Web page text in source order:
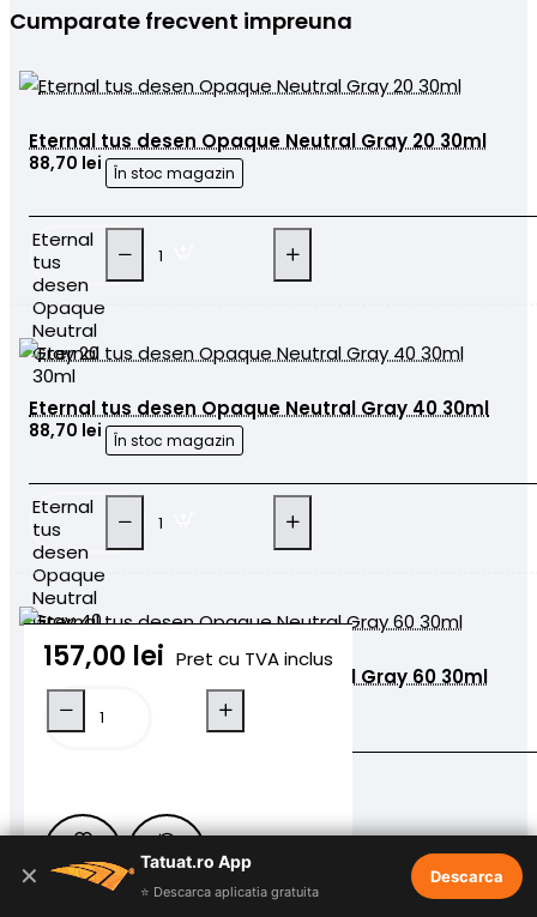
157,00 lei Pret cu TVA inclus
Cumparate frecvent impreuna
Eternal tus desen Opaque Neutral Gray 20 30ml
În stoc magazin
88,70 lei
Eternal
tus
desen
Opaque
Neutral
Gray 20
30ml
Eternal tus desen Opaque Neutral Gray 40 30ml
În stoc magazin
88,70 lei
Eternal
tus
desen
Opaque
Neutral
Gray 40
30ml
Eternal tus desen Opaque Neutral Gray 60 30ml
În stoc magazin
88,70 lei
desen
Opaque
Neutral
Gray 60
✕
Tatuat.ro App
⭐ Descarca aplicatia gratuita
Descarca